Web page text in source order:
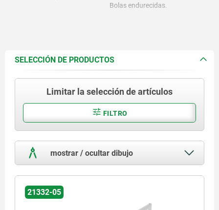
Bolas endurecidas.
SELECCIÓN DE PRODUCTOS
Limitar la selección de artículos
FILTRO
mostrar / ocultar dibujo
21332-05